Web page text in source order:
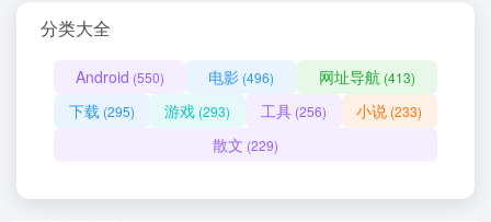
分类大全
Android (550) 电影 (496) 网址导航 (413)
下载 (295) 游戏 (293) 工具(256) 小说 (233)
散文 (229)